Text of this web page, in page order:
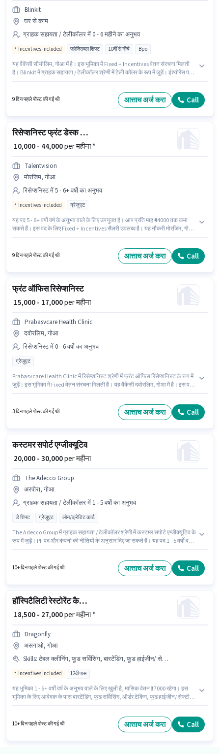
Blinkit
घर से काम
ग्राहक सहायता / टेलीकॉलर में 0 - 6 महीने का अनुभव
Incentives included फ्लेक्सिबल शिफ्ट 10वीं से नीचे Bpo
यह वैकेंसी सीयोलिम, गोआ में है। इस भूमिका में Fixed + Incentives वेतन संरचना मिलती
है। Blinkit में ग्राहक सहायता / टेलीकॉलर श्रेणी में टेली कॉलर के रूप में जुड़ें। इंश्योरेंस पद
साथ और 6 days working प्रति सप्ताह है।
9 दिन पहले पोस्ट की गई थी आत्ताच अर्ज करा Call
रिसेप्शनिस्ट फ्रंट डेस्क एग्जीक्यूटिव
₹ 10,000 - 44,000per महीना *
Talentvision
मोरजिम, गोआ
रिसेप्शनिस्ट में 5 - 6+ वर्षो का अनुभव
Incentives included ग्रेजुएट
यह पद 5 - 6+ वर्षो वर्ष के अनुभव वाले के लिए उपयुक्त है। आप प्रति माह ₹44000 तक कमा
सकते हैं। इस पद के लिए Fixed + Incentives सैलरी उपलब्ध है। यह नौकरी मोरजिम, गोआ
9 दिन पहले पोस्ट की गई थी आत्ताच अर्ज करा Call
फ्रंट ऑफिस रिसेप्शनिस्ट
₹ 15,000 - 17,000per महीना
Prabasvcare Health Clinic
दवोरलिम, गोआ
रिसेप्शनिस्ट में 0 - 6 वर्षो का अनुभव
ग्रेजुएट
Prabasvcare Health Clinic में रिसेप्शनिस्ट श्रेणी में फ्रंट ऑफिस रिसेप्शनिस्ट के रूप में
जुड़ें। इस भूमिका में Fixed वेतन संरचना मिलती है। यह वैकेंसी दवोरलिम, गोआ में है। इस पद
3 दिन पहले पोस्ट की गई थी आत्ताच अर्ज करा Call
कस्टमर सपोर्ट एग्जीक्यूटिव
₹ 20,000 - 30,000per महीना
The Adecco Group
अरपोरा, गोआ
ग्राहक सहायता / टेलीकॉलर में 1 - 5 वर्षो का अनुभव
डे शिफ्ट ग्रेजुएट लोन/क्रेडिट कार्ड
The Adecco Group में ग्राहक सहायता / टेलीकॉलर श्रेणी में कस्टमर सपोर्ट एग्जीक्यूटिव के
रूप में जुड़ें। PF पद और कंपनी की नीतियों के अनुसार दिए जा सकते हैं। यह पद 1 - 5 वर्षो वर्ष
डिग्री या सर्टिफिकेट होना चाहिए।
10+ दिन पहले पोस्ट की गई थी आत्ताच अर्ज करा Call
हॉस्पिटैलिटी रेस्टोरेंट कैप्टन
₹ 18,500 - 27,000per महीना *
Dragonfly
असगाओ, गोआ
Skills: टेबल क्लीनिंग, फूड सर्विसिंग, बारटेंडिंग, फूड हाईजीन/ सेफ्टी, ऑर्डर टेकिंग, टेबल सेटिंग, मेनू नॉलेज
Incentives included 12वीं पास
यह भूमिका 1 - 6+ वर्षो वर्ष के अनुभव वाले के लिए खुली है, मासिक वेतन ₹27000 रहेगा। इस
भूमिका के लिए आवेदक के पास बारटेंडिंग, फूड सर्विसिंग, ऑर्डर टेकिंग, फूड हाईजीन/ सेफ्टी,
जैसे मील, इंश्योरेंस, PF, अकॉमोडेशन, मेडिकल बेनिफिट्स भी मिलेंगे। यह नौकरी असगाओ,
गोआ में स्थित है। इस भूमिका में Fixed + Incentives वेतन संरचना मिलती है।
10+ दिन पहले पोस्ट की गई थी आत्ताच अर्ज करा Call